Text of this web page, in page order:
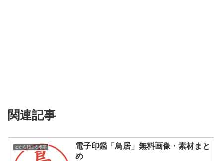
関連記事
とから始まる名字
電子印鑑「鳥居」無料画像・素材まと
め